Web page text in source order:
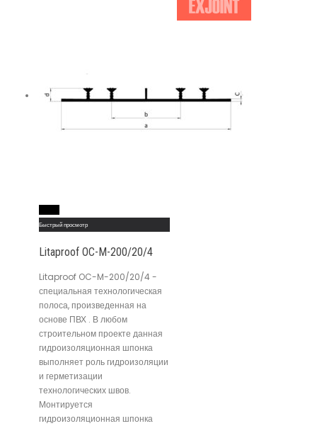
Быстрый просмотр
Litaproof OC-M-200/20/4
Litaproof OC-M-200/20/4 -
специальная технологическая
полоса, произведенная на
основе ПВХ . В любом
строительном проекте данная
гидроизоляционная шпонка
выполняет роль гидроизоляции
и герметизации
технологических швов.
Монтируется
гидроизоляционная шпонка